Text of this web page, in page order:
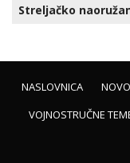
Streljačko
NASLOVNICA
VOJNOSTRUČNE